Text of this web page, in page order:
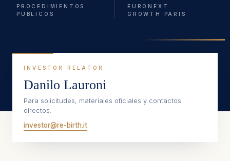
PROCEDIMIENTOS
PÚBLICOS
EURONEXT
GROWTH PARIS
INVESTOR RELATOR
Danilo Lauroni
Para solicitudes, materiales oficiales y contactos
directos.
investor@re-birth.it